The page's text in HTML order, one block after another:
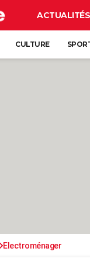
ACTUALITÉS
CULTURE
Electroménager